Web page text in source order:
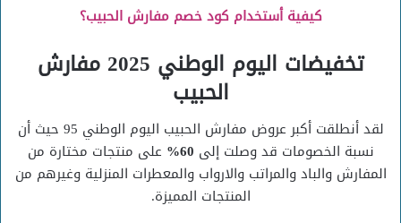
كيفية أستخدام كود خصم مفارش الحبيب؟
تخفيضات اليوم الوطني 2025 مفارش
الحبيب
لقد أنطلقت أكبر عروض مفارش الحبيب اليوم الوطني 95 حيث أن
نسبة الخصومات قد وصلت إلى 60%
على منتجات مختارة من
المفارش والباد والمراتب والارواب والمعطرات المنزلية وغيرهم من
المنتجات المميزة.